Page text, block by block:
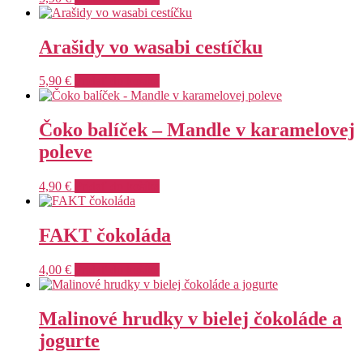
Arašidy vo wasabi cestíčku
5,90 €
Čoko balíček – Mandle v karamelovej
poleve
4,90 €
FAKT čokoláda
4,00 €
Malinové hrudky v bielej čokoláde a
jogurte